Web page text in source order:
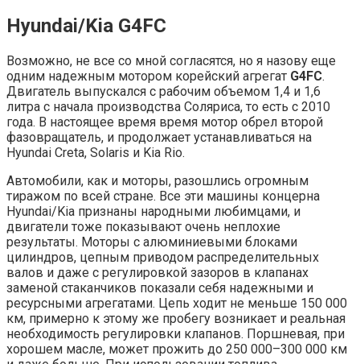
Hyundai/Kia G4FC
Возможно, не все со мной согласятся, но я назову еще
одним надежным мотором корейский агрегат G4FC.
Двигатель выпускался с рабочим объемом 1,4 и 1,6
литра с начала производства Соляриса, то есть с 2010
года. В настоящее время время мотор обрел второй
фазовращатель, и продолжает устанавливаться на
Hyundai Creta, Solaris и Kia Rio.
Автомобили, как и моторы, разошлись огромным
тиражом по всей стране. Все эти машины концерна
Hyundai/Kia признаны народными любимцами, и
двигатели тоже показывают очень неплохие
результаты. Моторы с алюминиевыми блоками
цилиндров, цепным приводом распределительных
валов и даже с регулировкой зазоров в клапанах
заменой стаканчиков показали себя надежными и
ресурсными агрегатами. Цепь ходит не меньше 150 000
км, примерно к этому же пробегу возникает и реальная
необходимость регулировки клапанов. Поршневая, при
хорошем масле, может прожить до 250 000–300 000 км